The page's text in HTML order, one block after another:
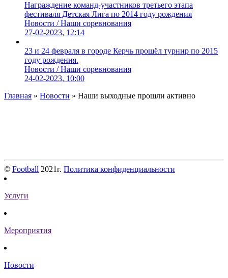
Награждение команд-участников третьего этапа
фестиваля Детская Лига по 2014 году рождения
Новости / Наши соревнования
27-02-2023, 12:14
23 и 24 февраля в городе Керчь прошёл турнир по 2015
году рождения.
Новости / Наши соревнования
24-02-2023, 10:00
Главная » Новости » Наши выходные прошли активно
© Football 2021г. Политика конфиденциальности
Услуги
Мероприятия
Новости